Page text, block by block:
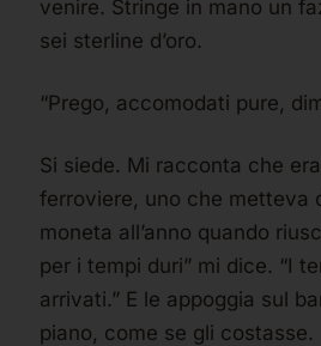
venire. Stringe in mano un
sei sterline d’oro.
“Prego, accomodati pure,
Si siede. Mi racconta che
ferroviere, uno che metteva
moneta all’anno quando
per i tempi duri” mi dice. “I
arrivati.” E le appoggia sul
piano, come se gli costasse.